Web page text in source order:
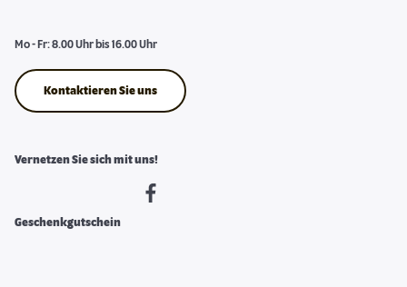
Mo - Fr: 8.00 Uhr bis 16.00 Uhr
Kontaktieren Sie uns
Vernetzen Sie sich mit uns!
Geschenkgutschein